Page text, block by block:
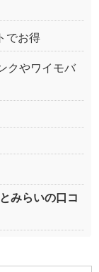
でお得
クやワイモバ
みらいの口コ